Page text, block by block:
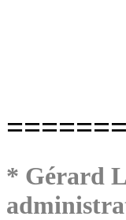
* Gérard